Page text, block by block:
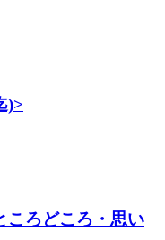
)>
ころどころ・思い